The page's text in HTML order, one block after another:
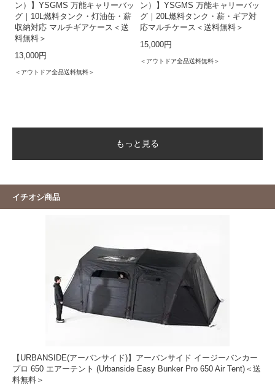
ン）】YSGMS 万能キャリーバッ
グ｜10L燃料タンク・灯油缶・薪
収納対応 マルチギアケース＜送
料無料＞
13,000円
＜アウトドア全品送料無料＞
ン）】YSGMS 万能キャリーバッ
グ｜20L燃料タンク・薪・ギア対
応マルチケース＜送料無料＞
15,000円
＜アウトドア全品送料無料＞
もっと見る
イチオシ商品
【URBANSIDE(アーバンサイド)】アーバンサイド イージーバンカー
プロ 650 エアーテント (Urbanside Easy Bunker Pro 650 Air Tent)＜送
料無料＞